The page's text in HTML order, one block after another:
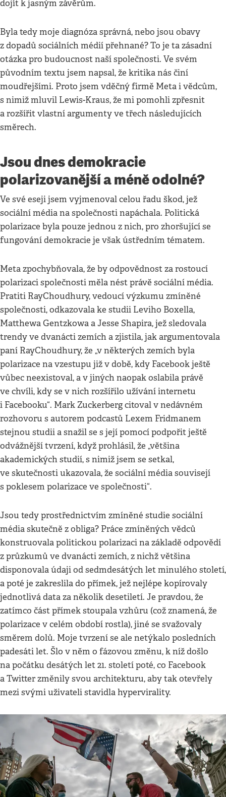
dojít k jasným závěrům.
Byla tedy moje diagnóza správná, nebo jsou obavy
z dopadů sociálních médií přehnané? To je ta zásadní
otázka pro budoucnost naší společnosti. Ve svém
původním textu jsem napsal, že kritika nás činí
moudřejšími. Proto jsem vděčný firmě Meta i vědcům,
s nimiž mluvil Lewis-Kraus, že mi pomohli zpřesnit
a rozšířit vlastní argumenty ve třech následujících
směrech.
Jsou dnes demokracie
polarizovanější a méně odolné?
Ve své eseji jsem vyjmenoval celou řadu škod, jež
sociální média na společnosti napáchala. Politická
polarizace byla pouze jednou z nich, pro zhoršující se
fungování demokracie je však ústředním tématem.
Meta zpochybňovala, že by odpovědnost za rostoucí
polarizaci společnosti měla nést právě sociální média.
Pratiti RayChoudhury, vedoucí výzkumu zmíněné
společnosti, odkazovala ke studii Leviho Boxella,
Matthewa Gentzkowa a Jesse Shapira, jež sledovala
trendy ve dvanácti zemích a zjistila, jak argumentovala
paní RayChoudhury, že „v některých zemích byla
polarizace na vzestupu již v době, kdy Facebook ještě
vůbec neexistoval, a v jiných naopak oslabila právě
ve chvíli, kdy se v nich rozšířilo užívání internetu
i Facebooku“. Mark Zuckerberg citoval v nedávném
rozhovoru s autorem podcastů Lexem Fridmanem
stejnou studii a snažil se s její pomocí podpořit ještě
odvážnější tvrzení, když prohlásil, že „většina
akademických studií, s nimiž jsem se setkal,
ve skutečnosti ukazovala, že sociální média souvisejí
s poklesem polarizace ve společnosti“.
Jsou tedy prostřednictvím zmíněné studie sociální
média skutečně z obliga? Práce zmíněných vědců
konstruovala politickou polarizaci na základě odpovědí
z průzkumů ve dvanácti zemích, z nichž většina
disponovala údaji od sedmdesátých let minulého století,
a poté je zakreslila do přímek, jež nejlépe kopírovaly
jednotlivá data za několik desetiletí. Je pravdou, že
zatímco část přímek stoupala vzhůru (což znamená, že
polarizace v celém období rostla), jiné se svažovaly
směrem dolů. Moje tvrzení se ale netýkalo posledních
padesáti let. Šlo v něm o fázovou změnu, k níž došlo
na počátku desátých let 21. století poté, co Facebook
a Twitter změnily svou architekturu, aby tak otevřely
mezi svými uživateli stavidla hypervirality.